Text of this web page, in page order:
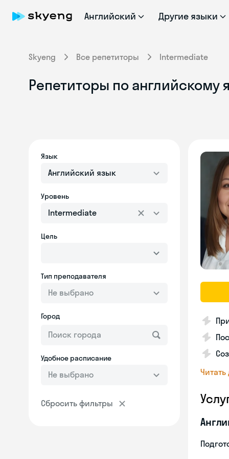
Английский Другие языки
Skyeng Все репетиторы Intermediate
Репетиторы по английскому
Язык
Английский язык
Уровень
Intermediate
Цель
Тип преподавателя
Не выбрано
Город
Удобное расписание
Не выбрано
Сбросить фильтры